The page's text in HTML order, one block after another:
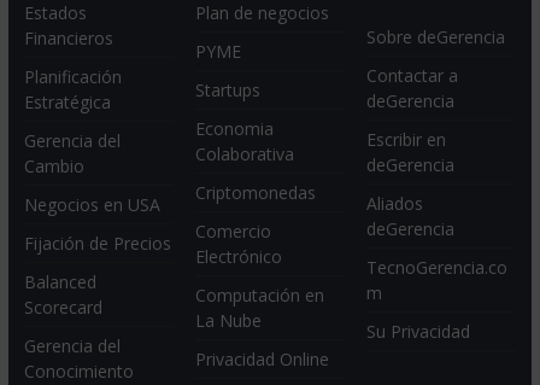
Estados
Financieros
Planificación
Estratégica
Gerencia del
Cambio
Negocios en USA
Fijación de Precios
Balanced
Scorecard
Gerencia del
Conocimiento
Plan de negocios
PYME
Startups
Economia
Colaborativa
Criptomonedas
Comercio
Electrónico
Computación en
La Nube
Privacidad Online
Sobre deGerencia
Contactar a
deGerencia
Escribir en
deGerencia
Aliados
deGerencia
TecnoGerencia.co
m
Su Privacidad